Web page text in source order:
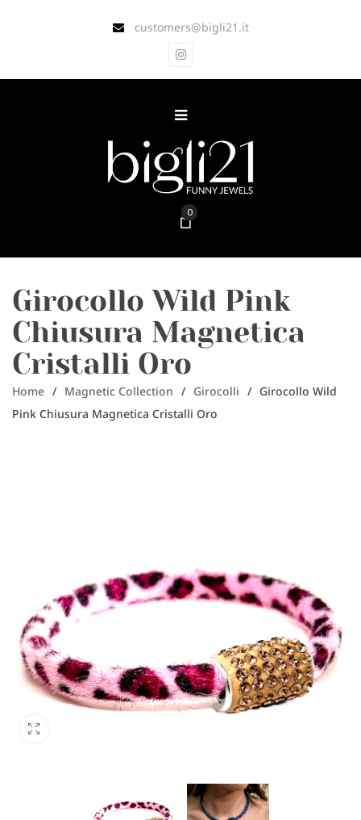
customers@bigli21.it
0
Girocollo Wild Pink
Chiusura Magnetica
Cristalli Oro
Home / Magnetic Collection / Girocolli / Girocollo Wild
Pink Chiusura Magnetica Cristalli Oro